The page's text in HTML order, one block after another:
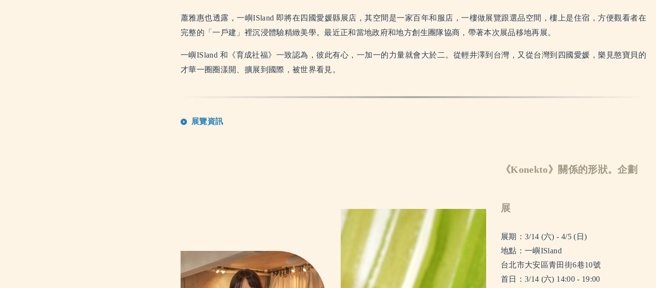
蕭雅惠也透露，一嶼ISland 即將在四國愛媛縣展店，其空間是一家百年和服店，一樓做展覽跟選品空間，樓上是住宿，方便觀看者在
完整的「一戶建」裡沉浸體驗精緻美學。最近正和當地政府和地方創生團隊協商，帶著本次展品移地再展。
一嶼ISland 和 《育成社福》 一致認為，彼此有心，一加一的力量就會大於二。從輕井澤到台灣，又從台灣到四國愛媛，樂見憨寶貝的
才華一圈圈漾開、擴展到國際，被世界看見。
展覽資訊
《Konekto》關係的形狀。企劃
展
展期：3/14 (六) - 4/5 (日)
地點：一嶼ISland
台北市大安區青田街6巷10號
首日：3/14 (六) 14:00 - 19:00